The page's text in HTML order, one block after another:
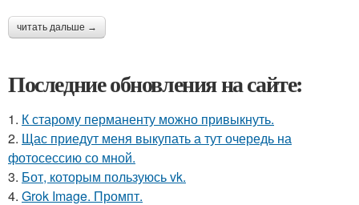
читать дальше →
Последние обновления на сайте:
1. К старому перманенту можно привыкнуть.
2. Щас приедут меня выкупать а тут очередь на
фотосессию со мной.
3. Бот, которым пользуюсь vk.
4. Grok Image. Промпт.